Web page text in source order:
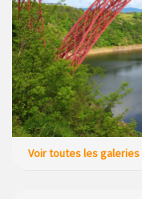
Voir toutes les galeries